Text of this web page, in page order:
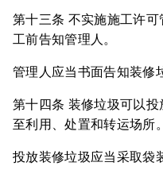
第十三条 不实施施工许
工前告知管理人。
管理人应当书面告知装修
第十四条 装修垃圾可以
至利用、处置和转运场所。
投放装修垃圾应当采取袋